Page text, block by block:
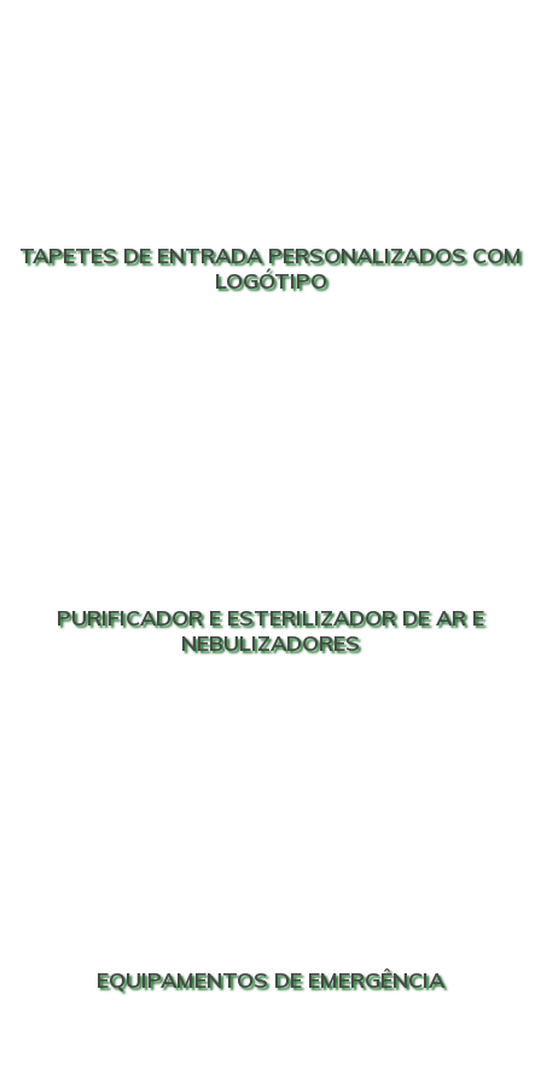
TAPETES DE ENTRADA PERSONALIZADOS COM
LOGÓTIPO
PURIFICADOR E ESTERILIZADOR DE AR E
NEBULIZADORES
EQUIPAMENTOS DE EMERGÊNCIA